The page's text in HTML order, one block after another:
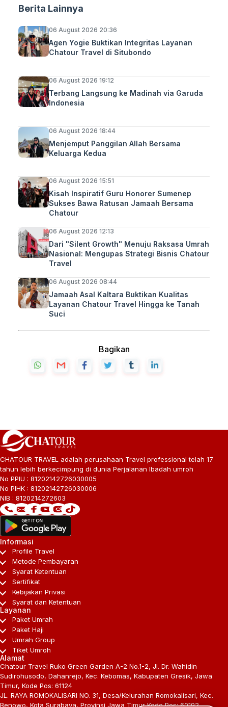
Berita Lainnya
06 August 2026 20:36
Agen Yogie Buktikan Integritas Layanan
Chatour Travel di Situbondo
06 August 2026 19:12
Terbang Langsung ke Madinah via Garuda
Indonesia
06 August 2026 18:44
Menjemput Panggilan Allah Bersama
Keluarga Kedua
06 August 2026 15:51
Kisah Inspiratif Guru Honorer Sumenep
Sukses Bawa Ratusan Jamaah Bersama
Chatour
06 August 2026 12:13
Dari "Silent Growth" Menuju Raksasa Umrah
Nasional: Mengupas Strategi Bisnis Chatour
Travel
06 August 2026 08:44
Jamaah Asal Kaltara Buktikan Kualitas
Layanan Chatour Travel Hingga ke Tanah
Suci
Bagikan
CHATOUR TRAVEL adalah perusahaan Travel professional telah 17
tahun lebih berkecimpung di dunia Perjalanan Ibadah umroh
No PPIU : 81202142726030005
No PIHK : 81202142726030006
NIB : 8120214272603
Informasi
Profile Travel
Metode Pembayaran
Syarat Ketentuan
Sertifikat
Kebijakan Privasi
Syarat dan Ketentuan
Layanan
Paket Umrah
Paket Haji
Umrah Group
Tiket Umroh
Alamat
Chatour Travel Ruko Green Garden A-2 No.1-2, Jl. Dr. Wahidin
Sudirohusodo, Dahanrejo, Kec. Kebomas, Kabupaten Gresik, Jawa
Timur, Kode Pos: 61124
JL. RAYA ROMOKALISARI NO. 31, Desa/Kelurahan Romokalisari, Kec.
Benowo, Kota Surabaya, Provinsi Jawa Timur Kode Pos: 60192